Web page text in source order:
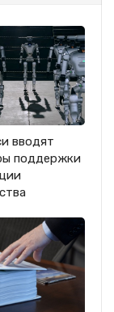
вводят
поддержки